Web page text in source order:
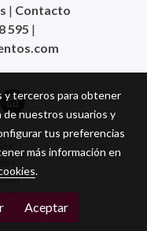
| Contacto
595 |
y terceros para obtener
nuestros usuarios y
tus preferencias
más información en
.
Aceptar